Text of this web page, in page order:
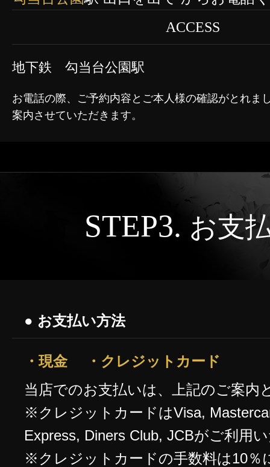
ACCESS
地下鉄 勾当台公園駅
お電話の際、ご予約内容とご本人様の確認がとれま
案内させていただきます。
STEP3. お支
● お支払い方法
・現金 ・クレジットカード
当店でのお支払いは、上記のご案内
※クレジットカードはVisa,
Express, Diners Club, JCBがご利用
※クレジットカードの手数料は10％